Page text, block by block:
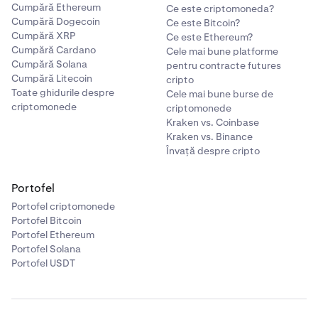
Cumpără Ethereum
Cumpără Dogecoin
Cumpără XRP
Cumpără Cardano
Cumpără Solana
Cumpără Litecoin
Toate ghidurile despre
criptomonede
Ce este criptomoneda?
Ce este Bitcoin?
Ce este Ethereum?
Cele mai bune platforme
pentru contracte futures
cripto
Cele mai bune burse de
criptomonede
Kraken vs. Coinbase
Kraken vs. Binance
Învață despre cripto
Portofel
Portofel criptomonede
Portofel Bitcoin
Portofel Ethereum
Portofel Solana
Portofel USDT